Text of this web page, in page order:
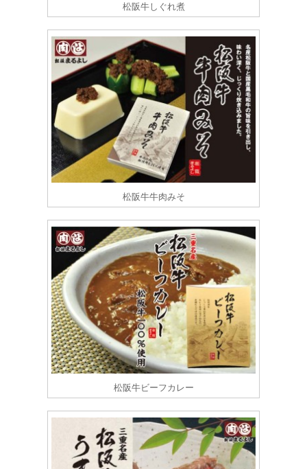
松阪牛しぐれ煮
松阪牛牛肉みそ
松阪牛ビーフカレー